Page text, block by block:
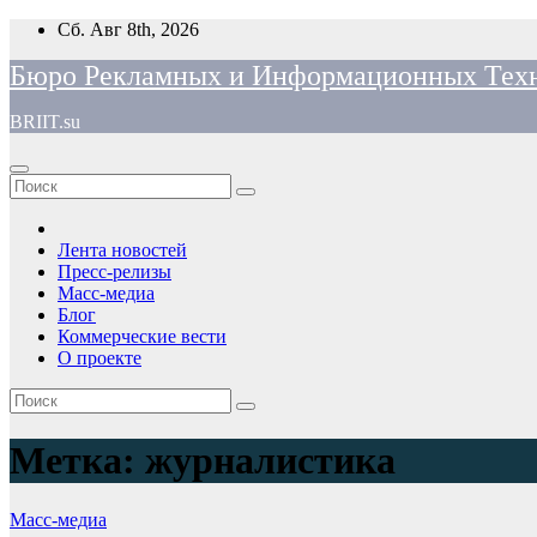
Перейти
содержимому
Сб. Авг 8th, 2026
Бюро Рекламных и Информационных
BRIIT.su
Лента новостей
Пресс-релизы
Масс-медиа
Блог
Коммерческие вести
О проекте
Метка: журналистика
Масс-медиа